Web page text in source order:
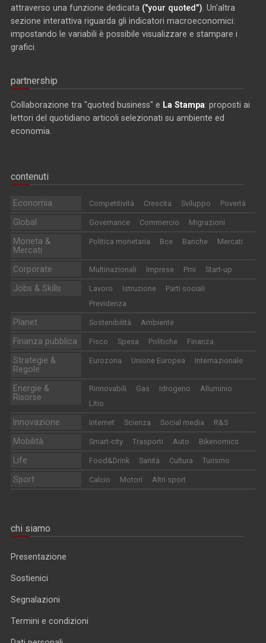
attraverso una funzione dedicata ("your quoted") . Un'altra
sezione interattiva riguarda gli indicatori macroeconomici:
impostando le variabili è possibile visualizzare e stampare i
grafici.
partnership
Collaborazione tra "quoted business" e La Stampa: proposti ai
lettori del quotidiano articoli selezionati su ambiente ed
economia.
contenuti
Economia Competitività Crescita Sviluppo Povertà
Global Governance Commercio Migrazioni
Moneta &
Mercati
Politica monetaria Bce Banche Mercati
Corporate Multinazionali Imprese Pmi Start-up
Jobs & Skills Lavoro Istruzione
Parti sociali
Previdenza
Planet Sostenibilità Ambiente
Finanza pubblica Fisco Spesa Politiche Finanza
Strategie &
Regole
Eurozona Unione Europea Internazionale
Energie &
Risorse
Rinnovabili Gas Idrogeno
Alluminio
Litio
Innovazione Internet Scienza Social media R&S
Mobilità Smart-city Trasporti Auto Bikenomics
Life Food&Drink Sanità Cultura Turismo
Sport Calcio Motori Altri sport
chi siamo
Presentazione
Sostienici
Segnalazioni
Termini e condizioni